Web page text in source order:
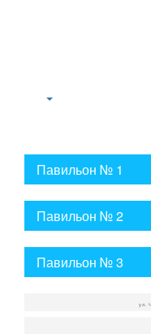
Павильон № 1
Павильон № 2
Павильон № 3
ул. Ч